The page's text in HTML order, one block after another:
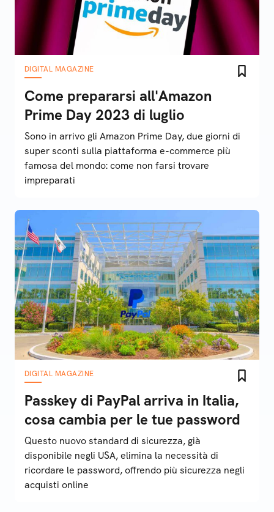
DIGITAL MAGAZINE
Come prepararsi all'Amazon
Prime Day 2023 di luglio
Sono in arrivo gli Amazon Prime Day, due giorni di
super sconti sulla piattaforma e-commerce più
famosa del mondo: come non farsi trovare
impreparati
DIGITAL MAGAZINE
Passkey di PayPal arriva in Italia,
cosa cambia per le tue password
Questo nuovo standard di sicurezza, già
disponibile negli USA, elimina la necessità di
ricordare le password, offrendo più sicurezza negli
acquisti online